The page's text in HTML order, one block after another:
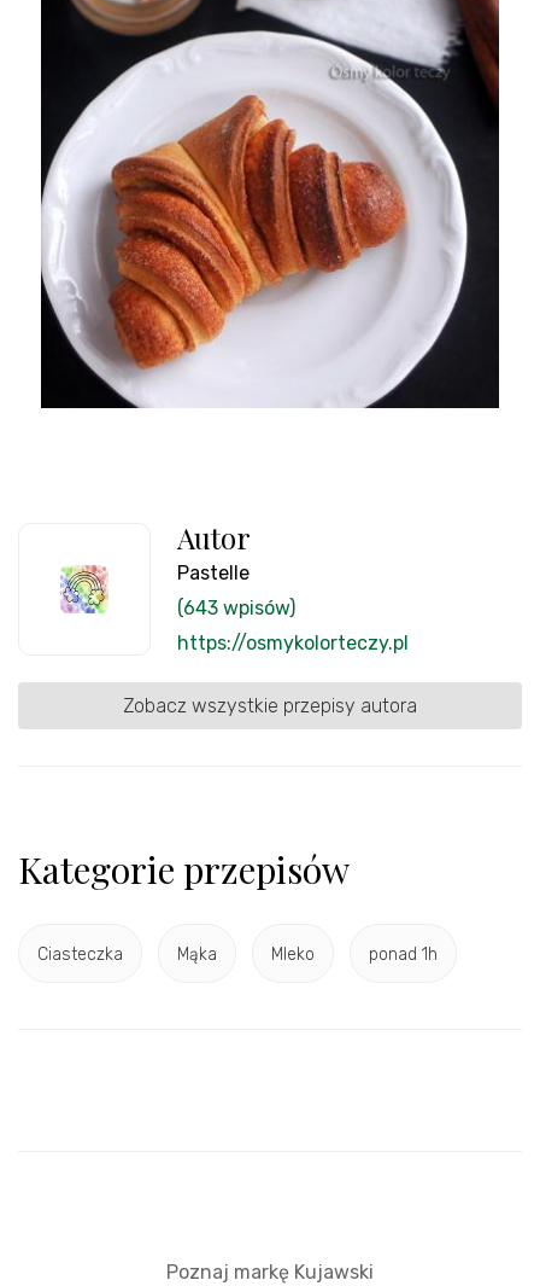
Autor
Pastelle
(643 wpisów)
https://osmykolorteczy.pl
Zobacz wszystkie przepisy autora
Kategorie przepisów
Ciasteczka Mąka Mleko ponad 1h
Poznaj markę Kujawski